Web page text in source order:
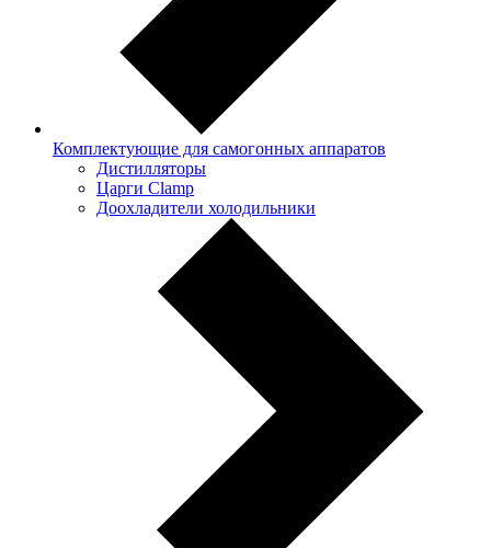
Комплектующие для самогонных аппаратов
Дистилляторы
Царги Clamp
Доохладители холодильники